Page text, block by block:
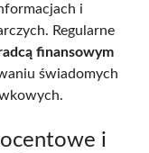
i
Regularne
finansowym
świadomych
i